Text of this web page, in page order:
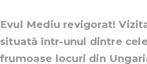
Evul Mediu revigorat!
situată într-unul dintre
frumoase locuri din